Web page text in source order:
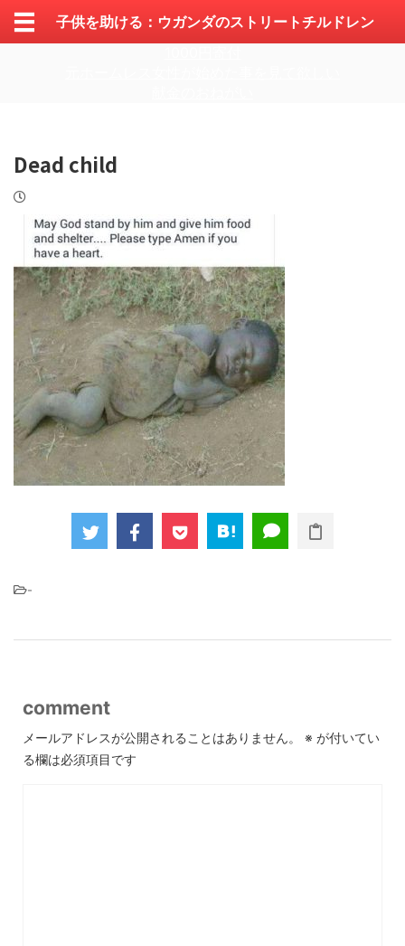
子供を助ける：ウガンダのストリートチルドレン
Dead child
-
comment
メールアドレスが公開されることはありません。 ※ が付いてい
る欄は必須項目です